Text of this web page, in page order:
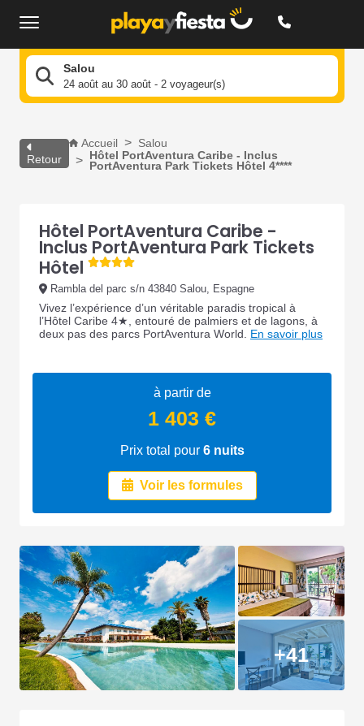
Salou
24 août au 30 août - 2 voyageur(s)
Retour
Accueil
Salou
Hôtel PortAventura Caribe - Inclus
PortAventura Park Tickets Hôtel 4****
Hôtel PortAventura Caribe -
Inclus PortAventura Park Tickets
Hôtel
Rambla del parc s/n 43840 Salou, Espagne
Vivez l’expérience d’un véritable paradis tropical à
l’Hôtel Caribe 4★, entouré de palmiers et de lagons, à
deux pas des parcs PortAventura World.
En savoir plus
à partir de
1 403 €
Prix total pour 6nuits
Voir les formules
+41